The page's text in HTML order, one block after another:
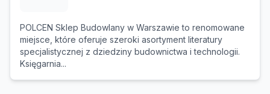
POLCEN Sklep Budowlany w Warszawie to renomowane
miejsce, które oferuje szeroki asortyment literatury
specjalistycznej z dziedziny budownictwa i technologii.
Księgarnia...